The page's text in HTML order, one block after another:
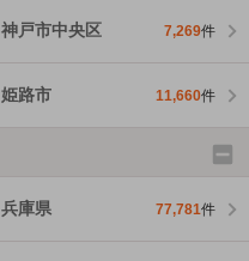
神戸市中央区 7,269件
姫路市 11,660件
兵庫県 77,781件